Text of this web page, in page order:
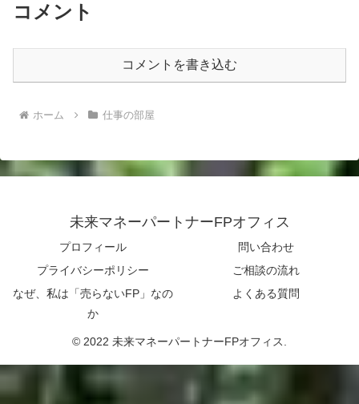
コメント
コメントを書き込む
ホーム 仕事の部屋
未来マネーパートナーFPオフィス
プロフィール
問い合わせ
プライバシーポリシー
ご相談の流れ
なぜ、私は「売らないFP」なの
か
よくある質問
© 2022 未来マネーパートナーFPオフィス.